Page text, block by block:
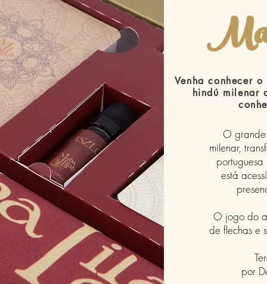
Venha conhecer
hindú milenar
O
milenar,
está
O jogo do
de flechas e
por